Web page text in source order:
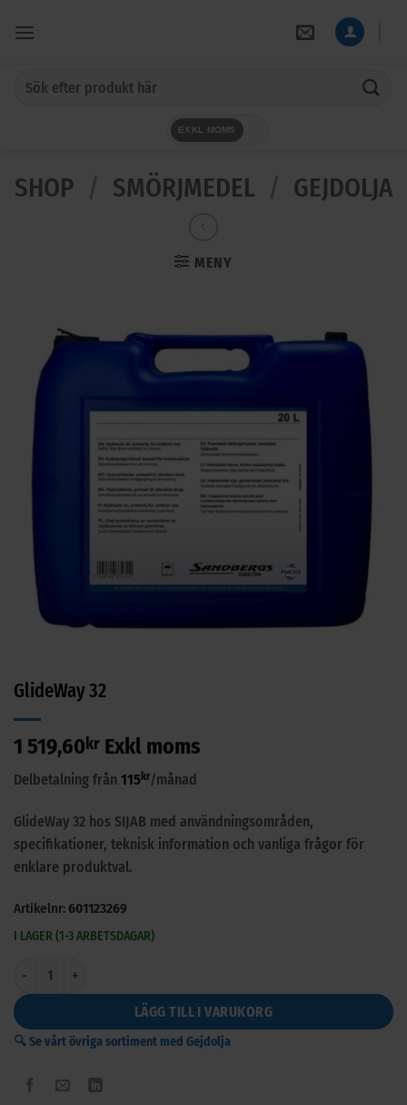
EXKL MOMS
SHOP SMÖRJMEDEL GEJDOLJA
MENY
GlideWay 32
1 519,60 kr Exkl moms
Delbetalning från 115 kr/månad
GlideWay 32 hos SIJAB med användningsområden,
specifikationer, teknisk information och vanliga frågor för
enklare produktval.
Artikelnr: 601123269
I LAGER (1-3 ARBETSDAGAR)
GlideWay 32 mängd
LÄGG TILL I VARUKORG
🔍 Se vårt övriga sortiment med Gejdolja